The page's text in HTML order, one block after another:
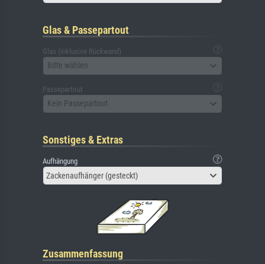
Glas & Passepartout
Glas (inklusive Rückwand)
Bitte wählen
Passepartout
Kein Passepartout
Sonstiges & Extras
Aufhängung
Zackenaufhänger (gesteckt)
Zusammenfassung